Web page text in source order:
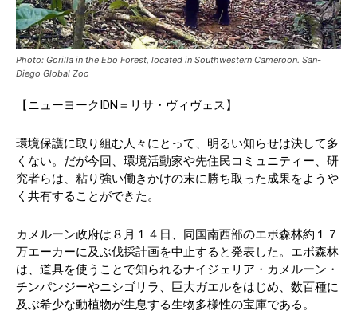
Photo: Gorilla in the Ebo Forest, located in Southwestern Cameroon. San-
Diego Global Zoo
【ニューヨークIDN＝リサ・ヴィヴェス】
環境保護に取り組む人々にとって、明るい知らせは決して多
くない。だが今回、環境活動家や先住民コミュニティー、研
究者らは、粘り強い働きかけの末に勝ち取った成果をようや
く共有することができた。
カメルーン政府は８月１４日、同国南西部のエボ森林約１７
万エーカーに及ぶ伐採計画を中止すると発表した。エボ森林
は、道具を使うことで知られるナイジェリア・カメルーン・
チンパンジーやニシゴリラ、巨大ガエルをはじめ、数百種に
及ぶ希少な動植物が生息する生物多様性の宝庫である。